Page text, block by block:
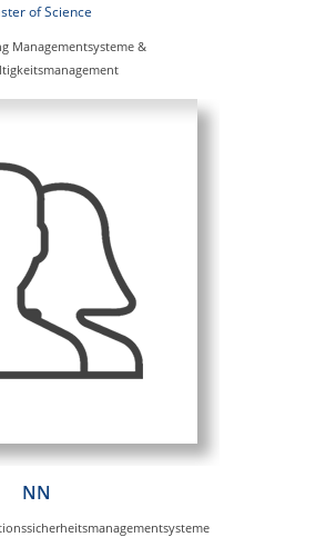
of Science
Managementsysteme &
NN